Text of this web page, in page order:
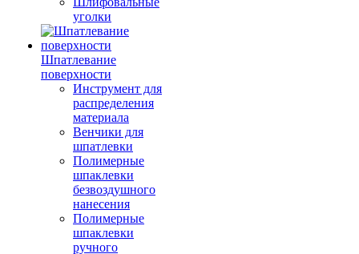
уголки
Шпатлевание
поверхности
Инструмент для
распределения
материала
Венчики для
шпатлевки
Полимерные
шпаклевки
безвоздушного
нанесения
Полимерные
шпаклевки
ручного